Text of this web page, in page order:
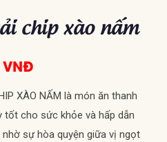
chip xào nấm
XÀO NẤM là món ăn thanh
tốt cho sức khỏe và hấp dẫn
sự hòa quyện giữa vị ngọt